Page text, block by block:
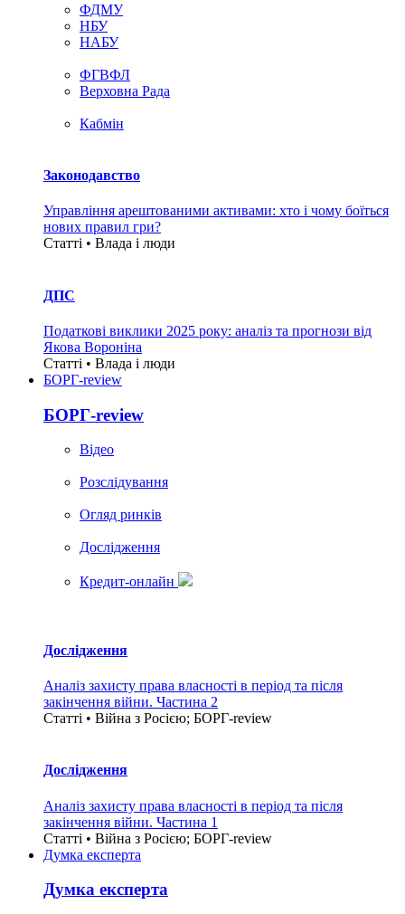
ФДМУ
НБУ
НАБУ
ФГВФЛ
Верховна Рада
Кабмін
Законодавство
Управління арештованими активами: хто і чому боїться
нових правил гри?
Статті • Влада i люди
ДПС
Податкові виклики 2025 року: аналіз та прогнози від
Якова Вороніна
Статті • Влада i люди
БОРГ-review
БОРГ-review
Вiдео
Розслідування
Огляд ринків
Дослідження
Кредит-онлайн
Дослідження
Аналіз захисту права власності в період та після
закінчення війни. Частина 2
Статті • Війна з Росією; БОРГ-review
Дослідження
Аналіз захисту права власності в період та після
закінчення війни. Частина 1
Статті • Війна з Росією; БОРГ-review
Думка експерта
Думка експерта